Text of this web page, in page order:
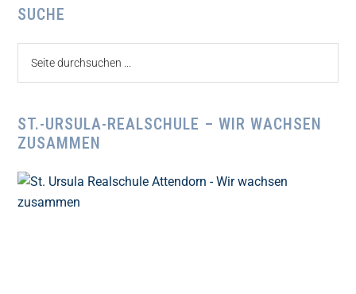
Seitenspalte
SUCHE
ST.-URSULA-REALSCHULE – WIR WACHSEN
ZUSAMMEN